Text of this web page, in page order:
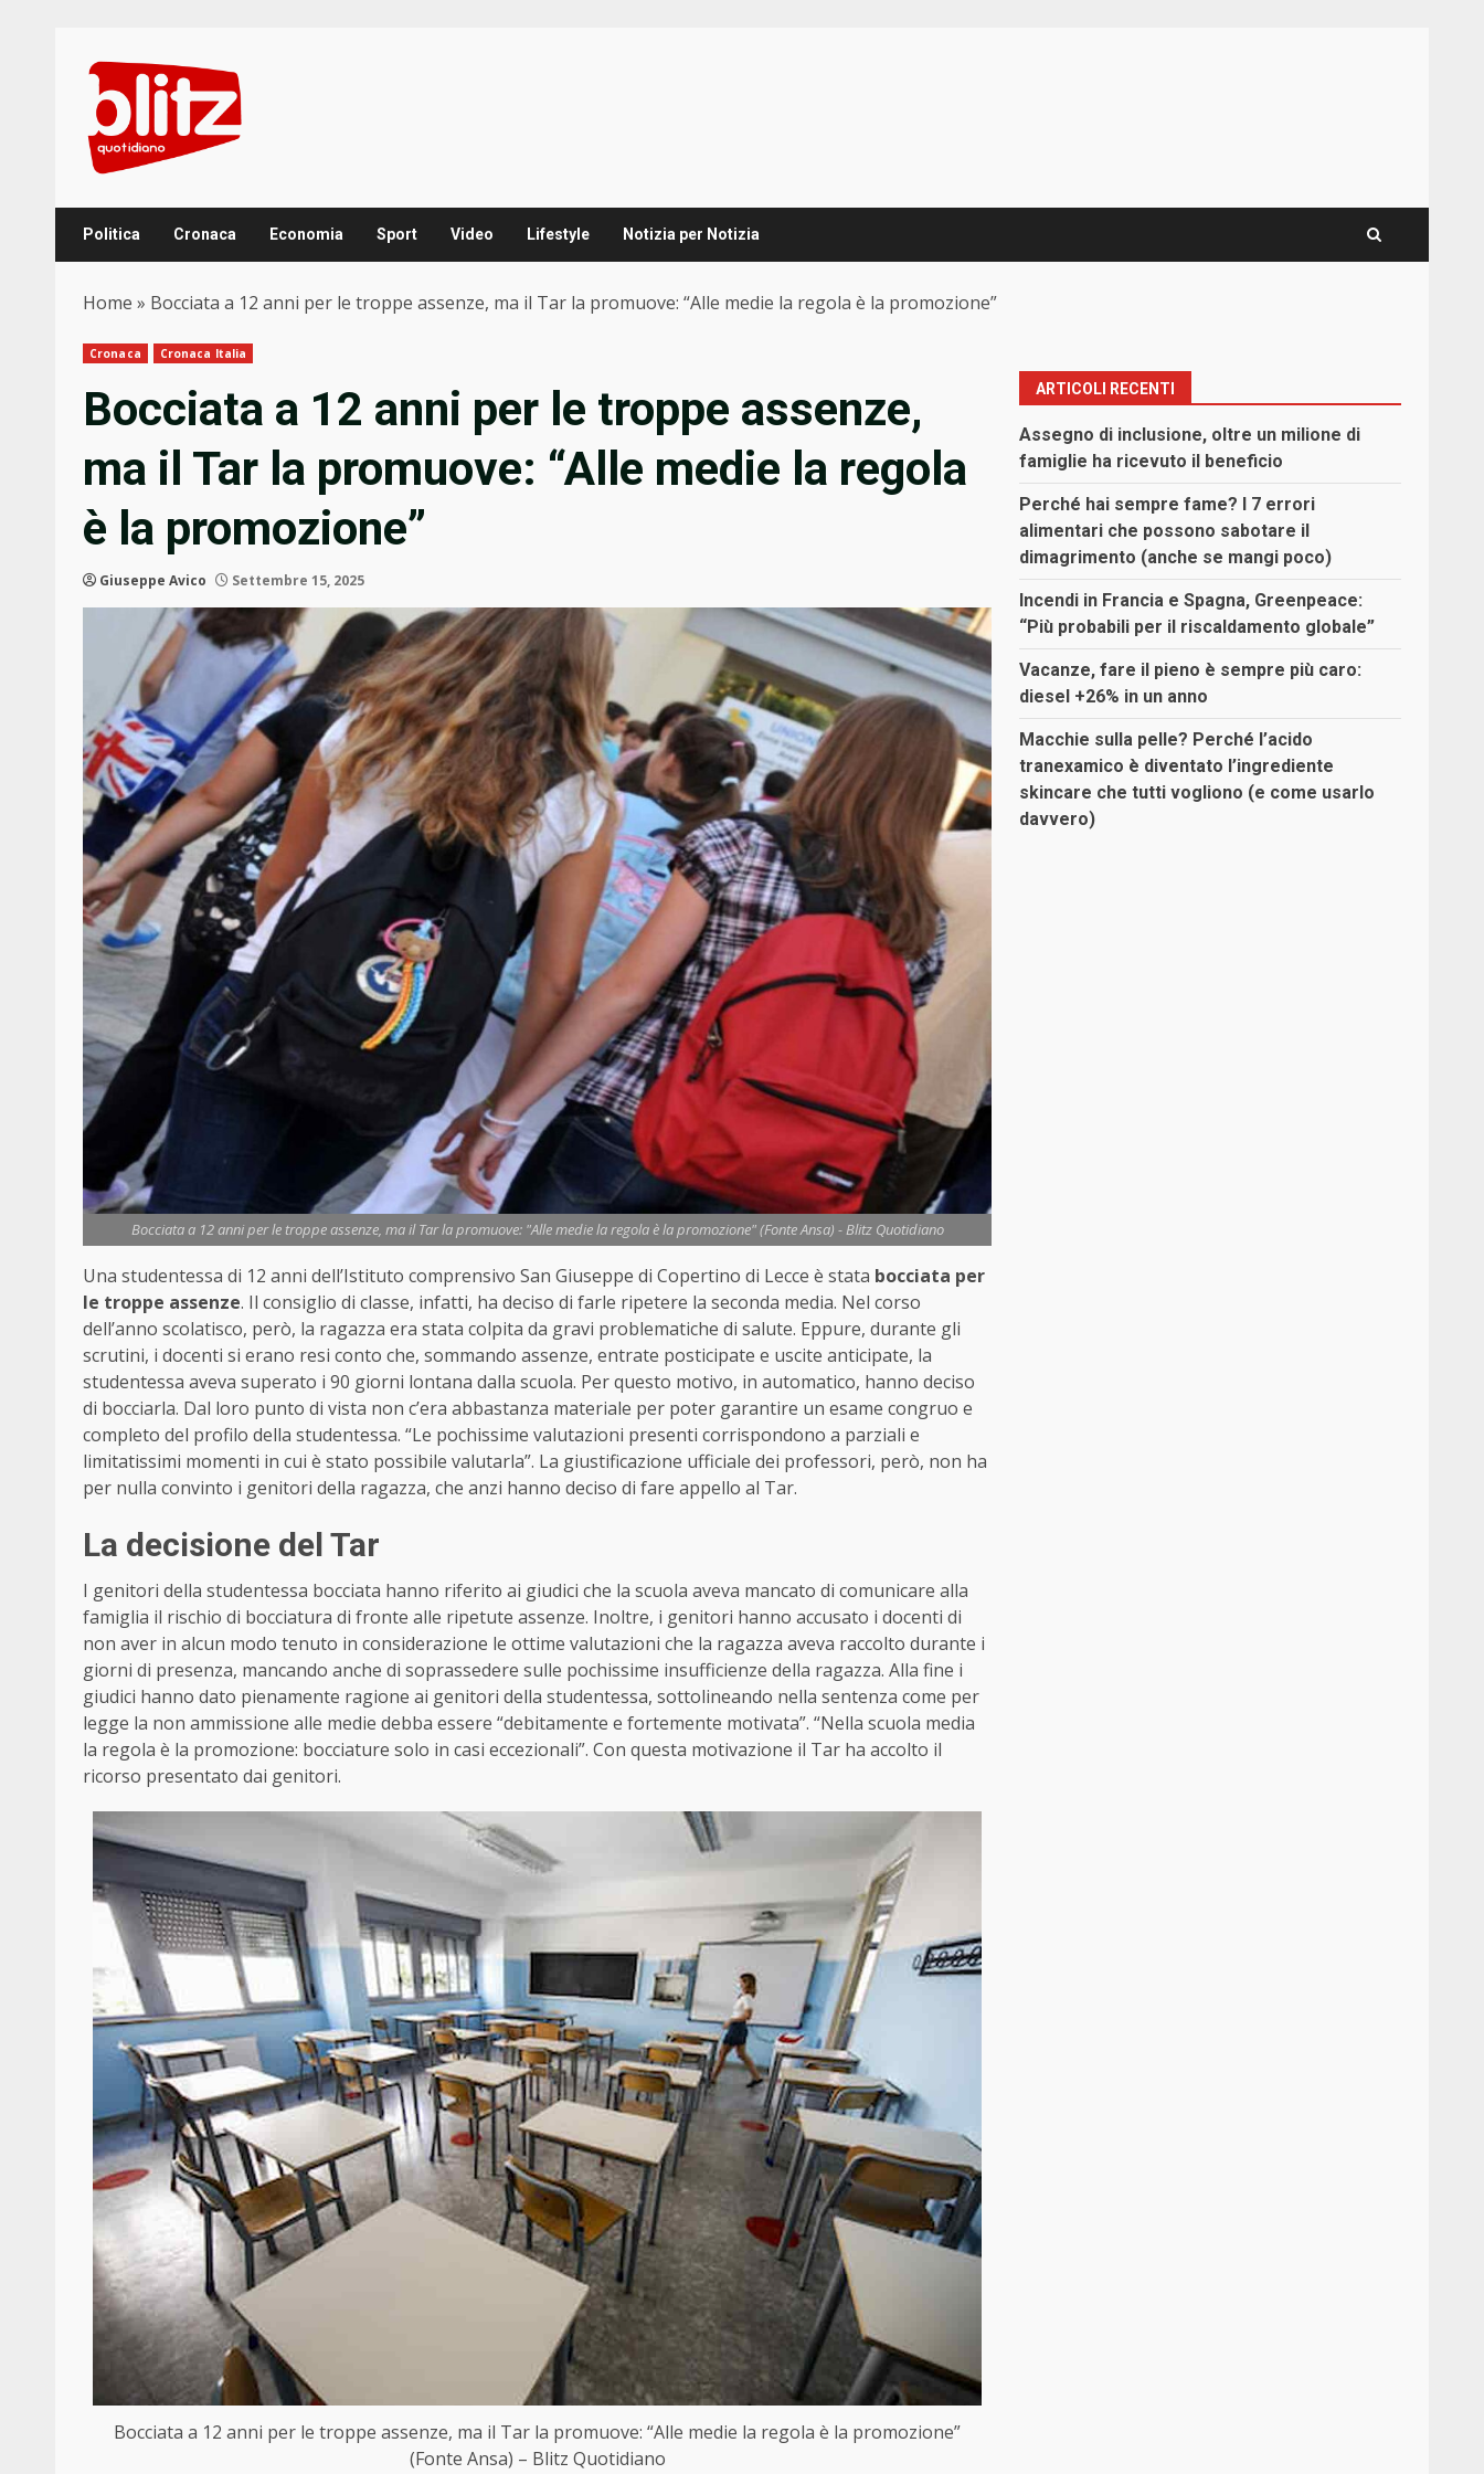
content
Politica Cronaca Economia Sport Video Lifestyle Notizia per Notizia
Home » Bocciata a 12 anni per le troppe assenze, ma il Tar la promuove: “Alle medie la regola è la promozione”
Cronaca Cronaca Italia
Bocciata a 12 anni per le troppe assenze,
ma il Tar la promuove: “Alle medie la regola
è la promozione”
Giuseppe Avico Settembre 15, 2025
Bocciata a 12 anni per le troppe assenze, ma il Tar la promuove: "Alle medie la regola è la promozione" (Fonte Ansa) - Blitz Quotidiano
Una studentessa di 12 anni dell’Istituto comprensivo San Giuseppe di Copertino di Lecce è stata bocciata per
le troppe assenze. Il consiglio di classe, infatti, ha deciso di farle ripetere la seconda media. Nel corso
dell’anno scolatisco, però, la ragazza era stata colpita da gravi problematiche di salute. Eppure, durante gli
scrutini, i docenti si erano resi conto che, sommando assenze, entrate posticipate e uscite anticipate, la
studentessa aveva superato i 90 giorni lontana dalla scuola. Per questo motivo, in automatico, hanno deciso
di bocciarla. Dal loro punto di vista non c’era abbastanza materiale per poter garantire un esame congruo e
completo del profilo della studentessa. “Le pochissime valutazioni presenti corrispondono a parziali e
limitatissimi momenti in cui è stato possibile valutarla”. La giustificazione ufficiale dei professori, però, non ha
per nulla convinto i genitori della ragazza, che anzi hanno deciso di fare appello al Tar.
La decisione del Tar
I genitori della studentessa bocciata hanno riferito ai giudici che la scuola aveva mancato di comunicare alla
famiglia il rischio di bocciatura di fronte alle ripetute assenze. Inoltre, i genitori hanno accusato i docenti di
non aver in alcun modo tenuto in considerazione le ottime valutazioni che la ragazza aveva raccolto durante i
giorni di presenza, mancando anche di soprassedere sulle pochissime insufficienze della ragazza. Alla fine i
giudici hanno dato pienamente ragione ai genitori della studentessa, sottolineando nella sentenza come per
legge la non ammissione alle medie debba essere “debitamente e fortemente motivata”. “Nella scuola media
la regola è la promozione: bocciature solo in casi eccezionali”. Con questa motivazione il Tar ha accolto il
ricorso presentato dai genitori.
Bocciata a 12 anni per le troppe assenze, ma il Tar la promuove: “Alle medie la regola è la promozione”
(Fonte Ansa) – Blitz Quotidiano
ARTICOLI RECENTI
Assegno di inclusione, oltre un milione di
famiglie ha ricevuto il beneficio
Perché hai sempre fame? I 7 errori
alimentari che possono sabotare il
dimagrimento (anche se mangi poco)
Incendi in Francia e Spagna, Greenpeace:
“Più probabili per il riscaldamento globale”
Vacanze, fare il pieno è sempre più caro:
diesel +26% in un anno
Macchie sulla pelle? Perché l’acido
tranexamico è diventato l’ingrediente
skincare che tutti vogliono (e come usarlo
davvero)